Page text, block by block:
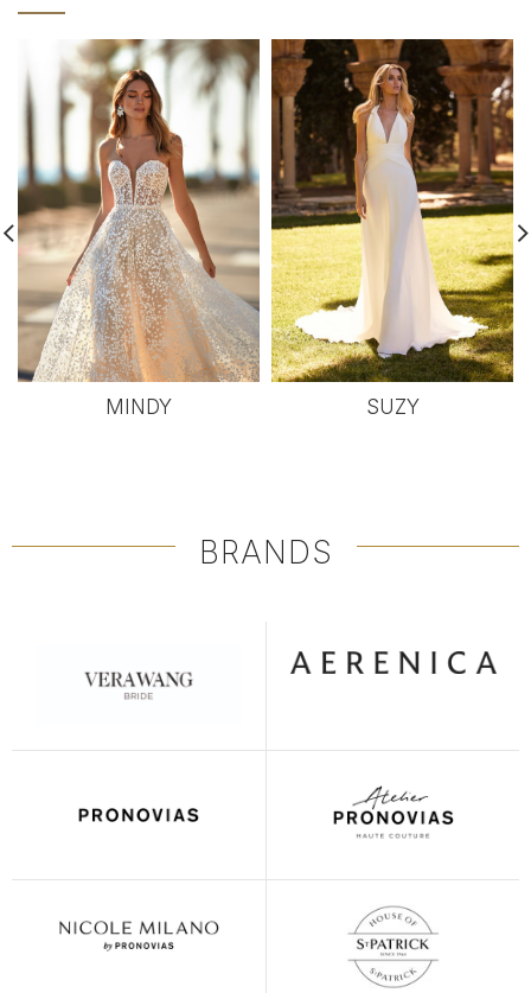
MINDY SUZY
BRANDS